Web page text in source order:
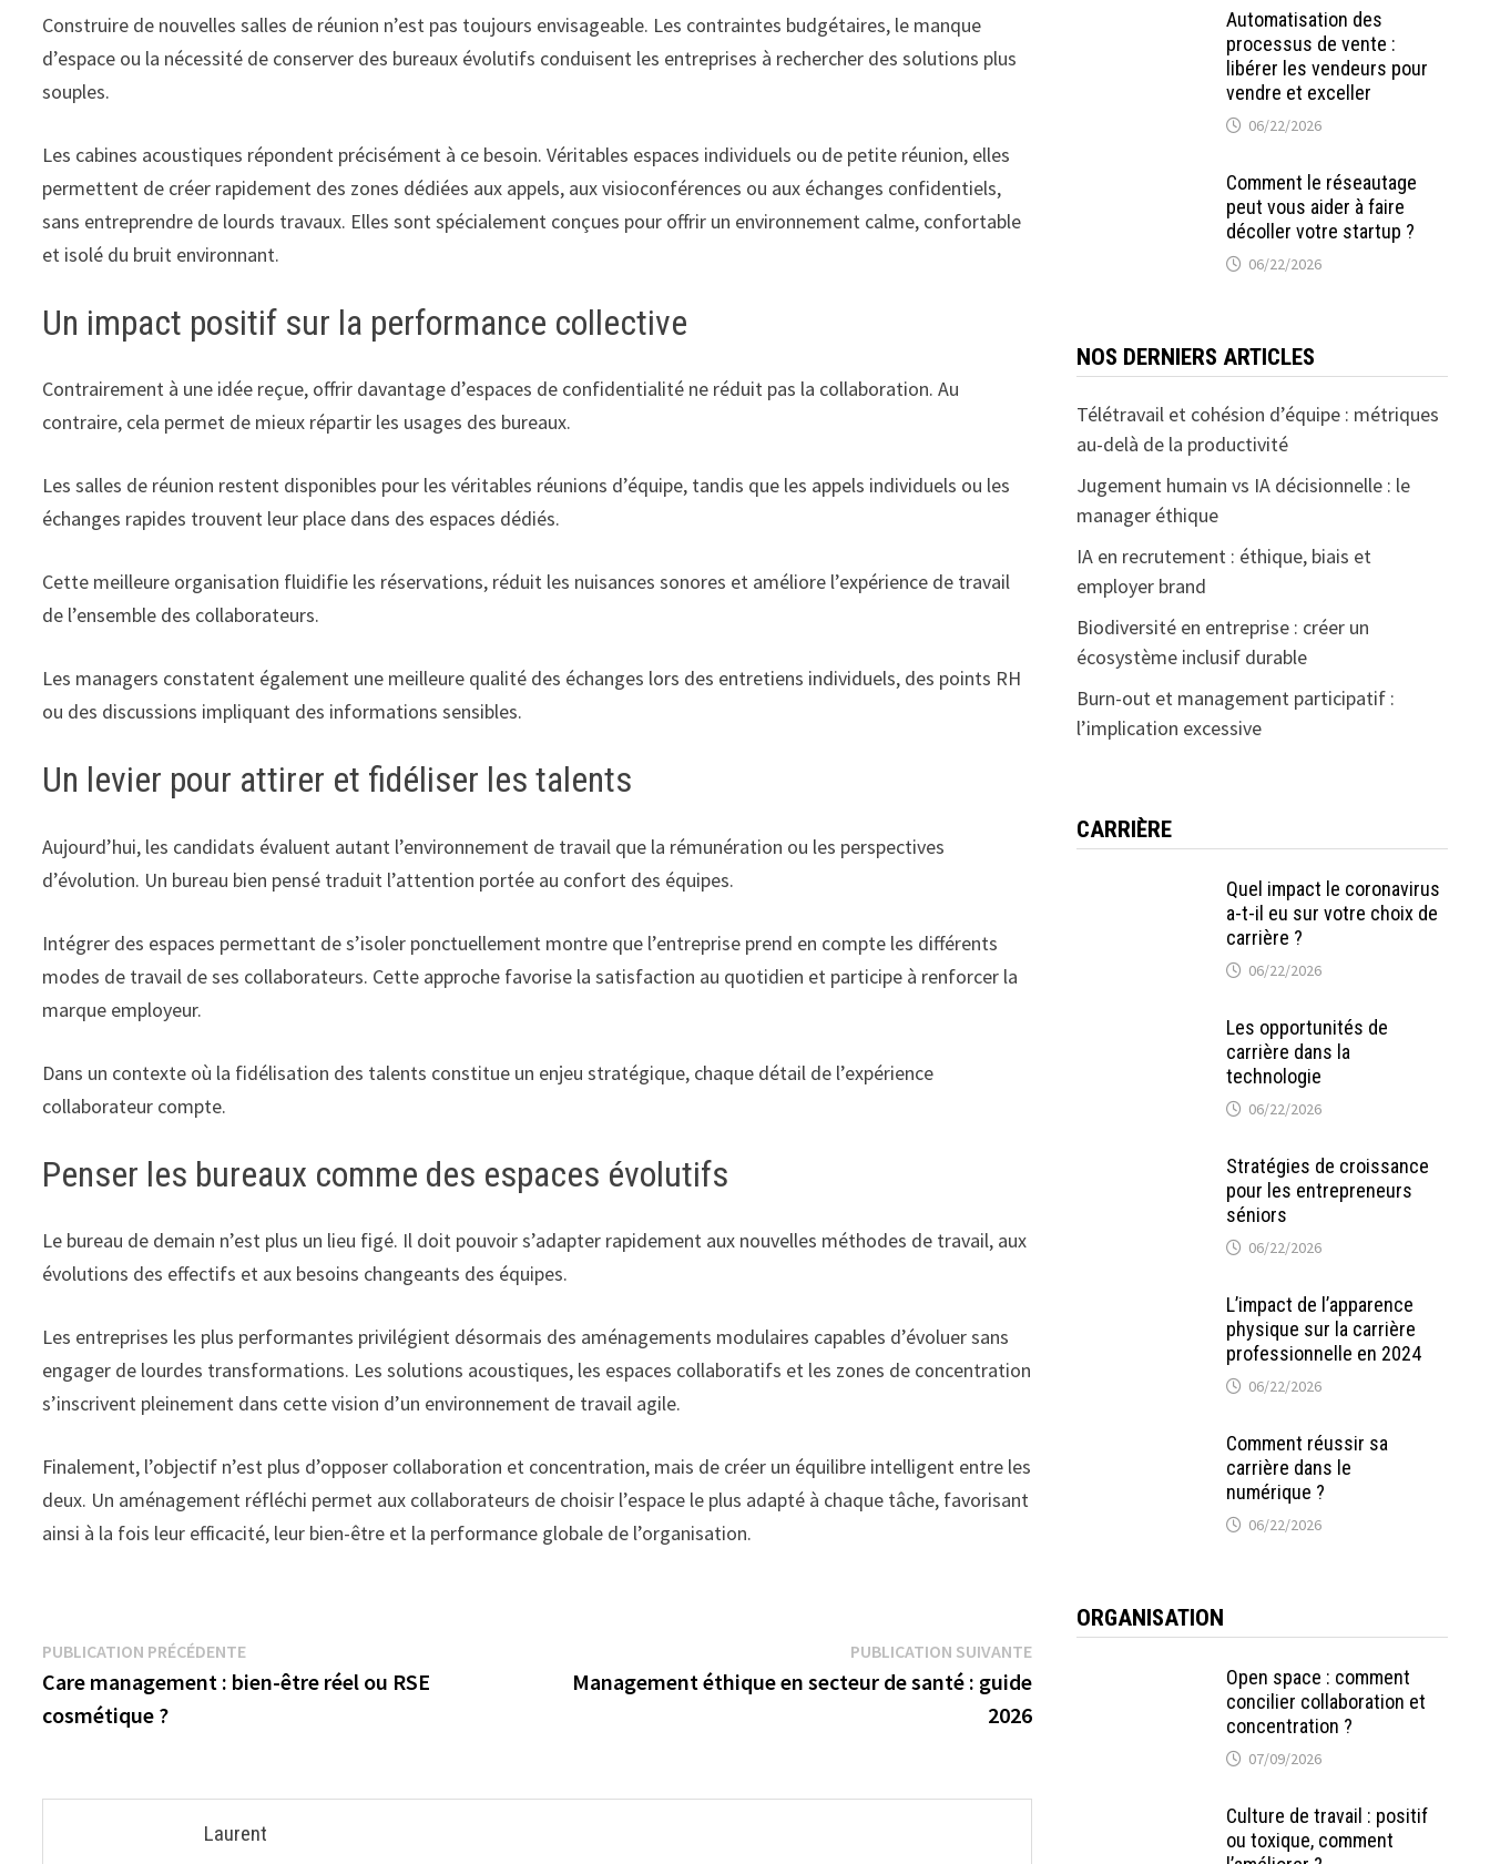
Construire de nouvelles salles de réunion n’est pas toujours envisageable. Les contraintes budgétaires, le manque
d’espace ou la nécessité de conserver des bureaux évolutifs conduisent les entreprises à rechercher des solutions plus
souples.
Les cabines acoustiques répondent précisément à ce besoin. Véritables espaces individuels ou de petite réunion, elles
permettent de créer rapidement des zones dédiées aux appels, aux visioconférences ou aux échanges confidentiels,
sans entreprendre de lourds travaux. Elles sont spécialement conçues pour offrir un environnement calme, confortable
et isolé du bruit environnant.
Un impact positif sur la performance collective
Contrairement à une idée reçue, offrir davantage d’espaces de confidentialité ne réduit pas la collaboration. Au
contraire, cela permet de mieux répartir les usages des bureaux.
Les salles de réunion restent disponibles pour les véritables réunions d’équipe, tandis que les appels individuels ou les
échanges rapides trouvent leur place dans des espaces dédiés.
Cette meilleure organisation fluidifie les réservations, réduit les nuisances sonores et améliore l’expérience de travail
de l’ensemble des collaborateurs.
Les managers constatent également une meilleure qualité des échanges lors des entretiens individuels, des points RH
ou des discussions impliquant des informations sensibles.
Un levier pour attirer et fidéliser les talents
Aujourd’hui, les candidats évaluent autant l’environnement de travail que la rémunération ou les perspectives
d’évolution. Un bureau bien pensé traduit l’attention portée au confort des équipes.
Intégrer des espaces permettant de s’isoler ponctuellement montre que l’entreprise prend en compte les différents
modes de travail de ses collaborateurs. Cette approche favorise la satisfaction au quotidien et participe à renforcer la
marque employeur.
Dans un contexte où la fidélisation des talents constitue un enjeu stratégique, chaque détail de l’expérience
collaborateur compte.
Penser les bureaux comme des espaces évolutifs
Le bureau de demain n’est plus un lieu figé. Il doit pouvoir s’adapter rapidement aux nouvelles méthodes de travail, aux
évolutions des effectifs et aux besoins changeants des équipes.
Les entreprises les plus performantes privilégient désormais des aménagements modulaires capables d’évoluer sans
engager de lourdes transformations. Les solutions acoustiques, les espaces collaboratifs et les zones de concentration
s’inscrivent pleinement dans cette vision d’un environnement de travail agile.
Finalement, l’objectif n’est plus d’opposer collaboration et concentration, mais de créer un équilibre intelligent entre les
deux. Un aménagement réfléchi permet aux collaborateurs de choisir l’espace le plus adapté à chaque tâche, favorisant
ainsi à la fois leur efficacité, leur bien-être et la performance globale de l’organisation.
Navigation
de
l’article
PUBLICATION PRÉCÉDENTEPublication
précédente :
Care management : bien-être réel ou RSE
cosmétique ?
PUBLICATION SUIVANTEPublication
suivante :
Management éthique en secteur de santé : guide
2026
Laurent
Automatisation des
processus de vente :
libérer les vendeurs pour
vendre et exceller
06/22/2026
Comment le réseautage
peut vous aider à faire
décoller votre startup ?
06/22/2026
NOS DERNIERS ARTICLES
Télétravail et cohésion d’équipe : métriques
au-delà de la productivité
Jugement humain vs IA décisionnelle : le
manager éthique
IA en recrutement : éthique, biais et
employer brand
Biodiversité en entreprise : créer un
écosystème inclusif durable
Burn-out et management participatif :
l’implication excessive
CARRIÈRE
Quel impact le coronavirus
a-t-il eu sur votre choix de
carrière ?
06/22/2026
Les opportunités de
carrière dans la
technologie
06/22/2026
Stratégies de croissance
pour les entrepreneurs
séniors
06/22/2026
L’impact de l’apparence
physique sur la carrière
professionnelle en 2024
06/22/2026
Comment réussir sa
carrière dans le
numérique ?
06/22/2026
ORGANISATION
Open space : comment
concilier collaboration et
concentration ?
07/09/2026
Culture de travail : positif
ou toxique, comment